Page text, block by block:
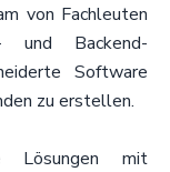
von Fachleuten
und Backend-
Software
zu erstellen.
Lösungen mit